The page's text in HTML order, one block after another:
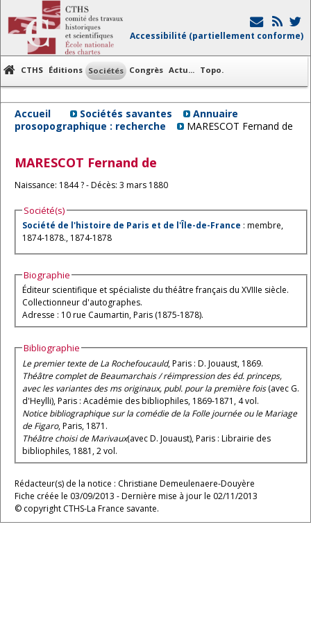
Accessibilité (partiellement conforme)
CTHS Éditions Sociétés Congrès Actu... Topo.
Accueil Sociétés savantes
Annuaire
prosopographique : recherche
MARESCOT Fernand de
MARESCOT Fernand de
Naissance: 1844 ? - Décès: 3 mars 1880
Société(s)
Société de l'histoire de Paris et de l'Île-de-France : membre,
1874-1878., 1874-1878
Biographie
Éditeur scientifique et spécialiste du théâtre français du XVIIIe siècle.
Collectionneur d'autographes.
Adresse : 10 rue Caumartin, Paris (1875-1878).
Bibliographie
Le premier texte de La Rochefoucauld, Paris : D. Jouaust, 1869.
Théâtre complet de Beaumarchais / réimpression des éd. princeps,
avec les variantes des ms originaux, publ. pour la première fois(avec G.
d'Heylli), Paris : Académie des bibliophiles, 1869-1871, 4 vol.
Notice bibliographique sur la comédie de la Folle journée ou le Mariage
de Figaro, Paris, 1871.
Théâtre choisi de Marivaux(avec D. Jouaust), Paris : Librairie des
bibliophiles, 1881, 2 vol.
Rédacteur(s) de la notice : Christiane Demeulenaere-Douyère
Fiche créée le 03/09/2013 - Dernière mise à jour le 02/11/2013
© copyright CTHS-La France savante.